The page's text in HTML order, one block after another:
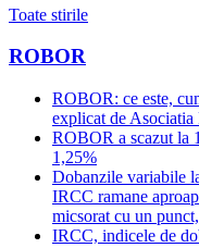
Toate stirile
ROBOR
ROBOR: ce este,
explicat de
ROBOR a scazut la
1,25%
Dobanzile variabile
IRCC ramane
micsorat cu un
IRCC, indicele de